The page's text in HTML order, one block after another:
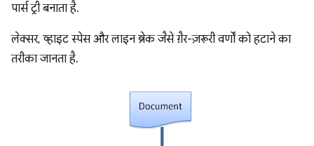
पार्स ट्री बनाता है.
लेक्सर, व्हाइट स्पेस और लाइन ब्रेक जैसे ग़ैर-ज़रूरी वर्णों को हटाने का
तरीका जानता है.